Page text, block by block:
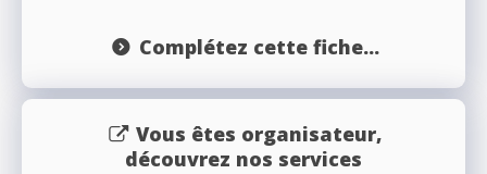
Complétez cette fiche...
Vous êtes organisateur,
découvrez nos services